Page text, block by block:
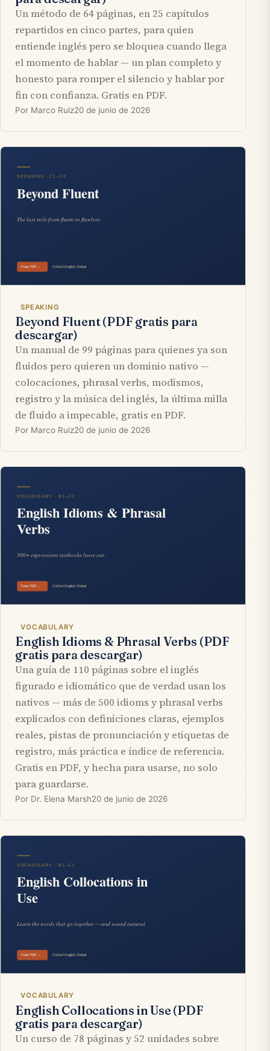
Un método de 64 páginas, en 25 capítulos
repartidos en cinco partes, para quien
entiende inglés pero se bloquea cuando llega
el momento de hablar — un plan completo y
honesto para romper el silencio y hablar por
fin con confianza. Gratis en PDF.
Por Marco Ruiz20 de junio de 2026
SPEAKING
Beyond Fluent (PDF gratis para
descargar)
Un manual de 99 páginas para quienes ya son
fluidos pero quieren un dominio nativo —
colocaciones, phrasal verbs, modismos,
registro y la música del inglés, la última milla
de fluido a impecable, gratis en PDF.
Por Marco Ruiz20 de junio de 2026
VOCABULARY
English Idioms & Phrasal Verbs (PDF
gratis para descargar)
Una guía de 110 páginas sobre el inglés
figurado e idiomático que de verdad usan los
nativos — más de 500 idioms y phrasal verbs
explicados con definiciones claras, ejemplos
reales, pistas de pronunciación y etiquetas de
registro, más práctica e índice de referencia.
Gratis en PDF, y hecha para usarse, no solo
para guardarse.
Por Dr. Elena Marsh20 de junio de 2026
VOCABULARY
English Collocations in Use (PDF
gratis para descargar)
Un curso de 78 páginas y 52 unidades sobre